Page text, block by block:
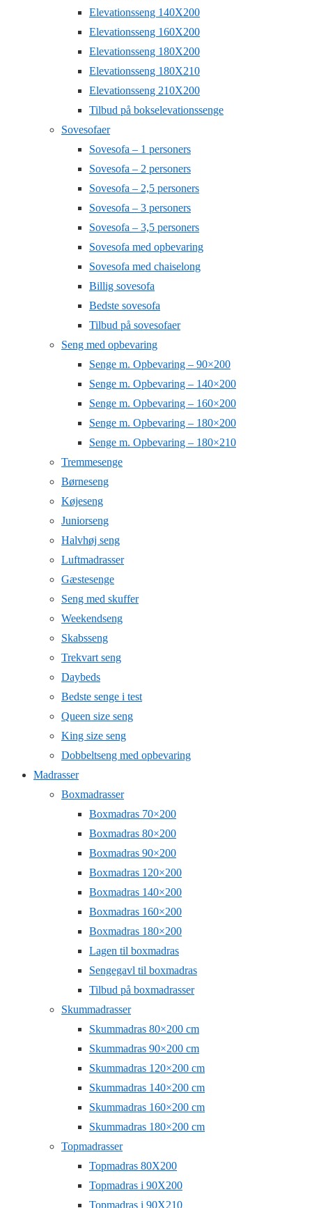
Elevationsseng 140X200
Elevationsseng 160X200
Elevationsseng 180X200
Elevationsseng 180X210
Elevationsseng 210X200
Tilbud på bokselevationssenge
Sovesofaer
Sovesofa – 1 personers
Sovesofa – 2 personers
Sovesofa – 2,5 personers
Sovesofa – 3 personers
Sovesofa – 3,5 personers
Sovesofa med opbevaring
Sovesofa med chaiselong
Billig sovesofa
Bedste sovesofa
Tilbud på sovesofaer
Seng med opbevaring
Senge m. Opbevaring – 90×200
Senge m. Opbevaring – 140×200
Senge m. Opbevaring – 160×200
Senge m. Opbevaring – 180×200
Senge m. Opbevaring – 180×210
Tremmesenge
Børneseng
Køjeseng
Juniorseng
Halvhøj seng
Luftmadrasser
Gæstesenge
Seng med skuffer
Weekendseng
Skabsseng
Trekvart seng
Daybeds
Bedste senge i test
Queen size seng
King size seng
Dobbeltseng med opbevaring
Madrasser
Boxmadrasser
Boxmadras 70×200
Boxmadras 80×200
Boxmadras 90×200
Boxmadras 120×200
Boxmadras 140×200
Boxmadras 160×200
Boxmadras 180×200
Lagen til boxmadras
Sengegavl til boxmadras
Tilbud på boxmadrasser
Skummadrasser
Skummadras 80×200 cm
Skummadras 90×200 cm
Skummadras 120×200 cm
Skummadras 140×200 cm
Skummadras 160×200 cm
Skummadras 180×200 cm
Topmadrasser
Topmadras 80X200
Topmadras i 90X200
Topmadras i 90X210